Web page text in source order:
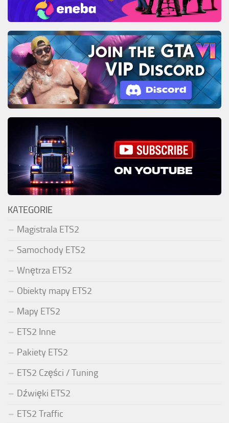
KATEGORIE
Magistrala ETS2
Samochody ETS2
Wnętrza ETS2
Obiekty mapy ETS2
Mapy ETS2
ETS2 Inne
Pakiety ETS2
ETS2 Części / Tuning
Dźwięki ETS2
ETS2 Traffic